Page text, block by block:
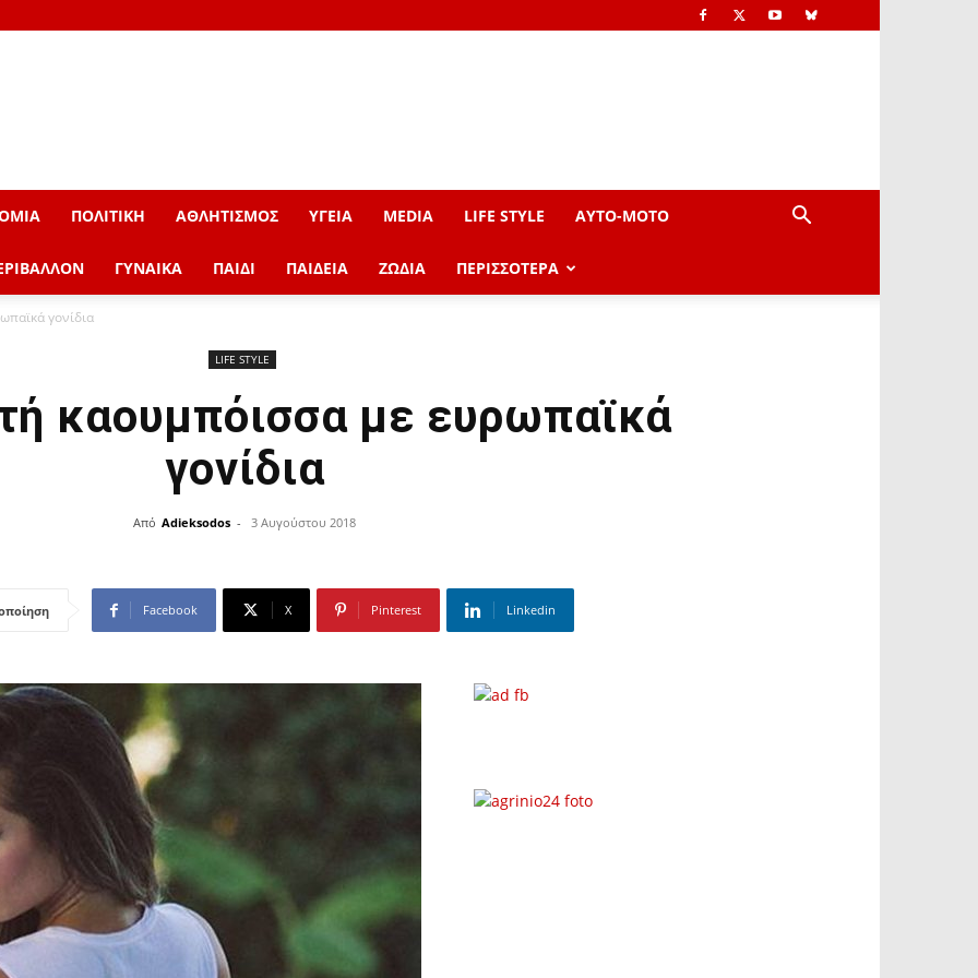
ΠΟΛΙΤΙΚΗ ΑΘΛΗΤΙΣΜΟΣ ΥΓΕΙΑ MEDIA LIFE STYLE AYTO-ΜOTO
ΓΥΝΑΙΚΑ ΠΑΙΔΙ ΠΑΙΔΕΙΑ ΖΩΔΙΑ ΠΕΡΙΣΣΟΤΕΡΑ
γονίδια
LIFE STYLE
καουμπόισσα με ευρωπαϊκά
γονίδια
Από Adieksodos - 3 Αυγούστου 2018
Facebook X Pinterest Linkedin